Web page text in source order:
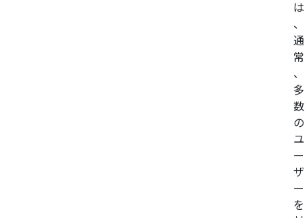
は
、
通
常
、
多
数
の
ユ
ー
ザ
ー
を